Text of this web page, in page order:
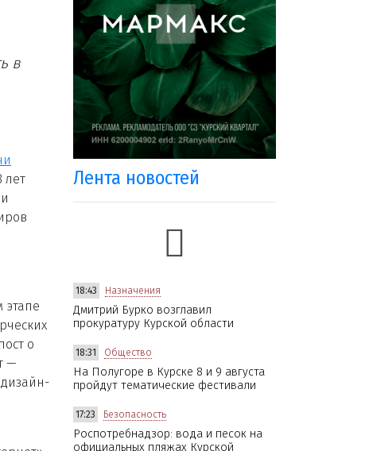
в
лет
этапе
о
—
Лента новостей
18:43 Назначения
Дмитрий Бурко возглавил
прокуратуру Курской области
18:31 Общество
На Полугоре в Курске 8 и 9 августа
пройдут тематические фестивали
17:23 Безопасность
Роспотребнадзор: вода и песок на
официальных пляжах Курской